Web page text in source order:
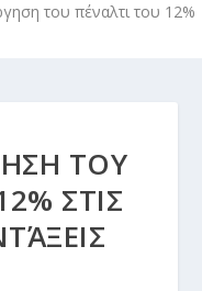
του πέναλτι του 12%
ΤΟΥ
ΣΤΙΣ